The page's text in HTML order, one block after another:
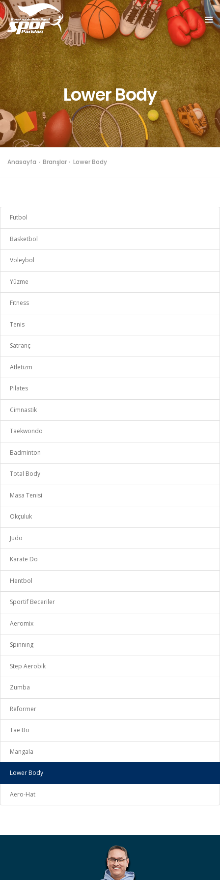
Lower Body
Anasayfa Branşlar Lower Body
Futbol
Basketbol
Voleybol
Yüzme
Fıtness
Tenis
Satranç
Atletizm
Pilates
Cimnastik
Taekwondo
Badminton
Total Body
Masa Tenisi
Okçuluk
Judo
Karate Do
Hentbol
Sportif Beceriler
Aeromix
Spınnıng
Step Aerobik
Zumba
Reformer
Tae Bo
Mangala
Lower Body
Aero-Hat